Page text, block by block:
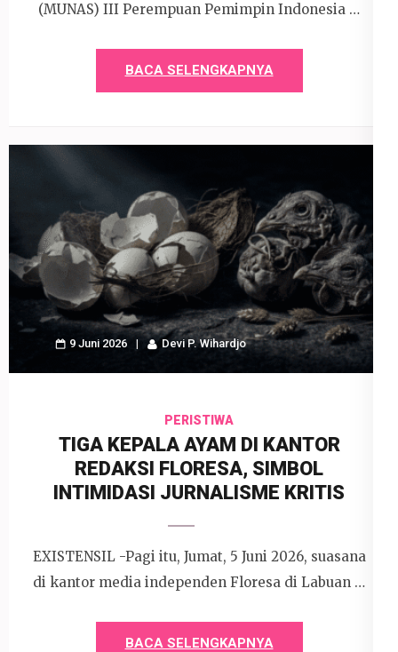
(MUNAS) III Perempuan Pemimpin Indonesia …
BACA SELENGKAPNYA
9 Juni 2026 Devi P. Wihardjo
PERISTIWA
TIGA KEPALA AYAM DI KANTOR
REDAKSI FLORESA, SIMBOL
INTIMIDASI JURNALISME KRITIS
EXISTENSIL -Pagi itu, Jumat, 5 Juni 2026, suasana
di kantor media independen Floresa di Labuan …
BACA SELENGKAPNYA